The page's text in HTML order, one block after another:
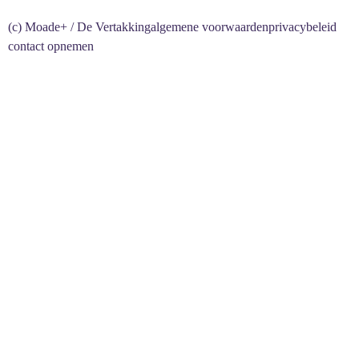
(c) Moade+ / De Vertakkingalgemene voorwaardenprivacybeleid
contact opnemen